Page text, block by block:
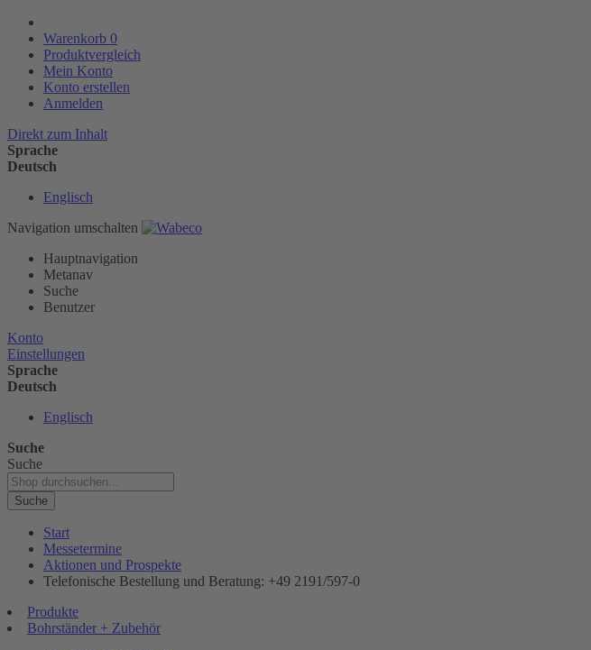
Warenkorb 0
Produktvergleich
Mein Konto
Konto erstellen
Anmelden
Direkt zum Inhalt
Sprache
Deutsch
Englisch
Navigation umschalten
Hauptnavigation
Metanav
Suche
Benutzer
Konto
Einstellungen
Sprache
Deutsch
Englisch
Suche
Suche
Suche
Start
Messetermine
Aktionen und Prospekte
Telefonische Bestellung und Beratung: +49 2191/597-0
Produkte
Bohrständer + Zubehör